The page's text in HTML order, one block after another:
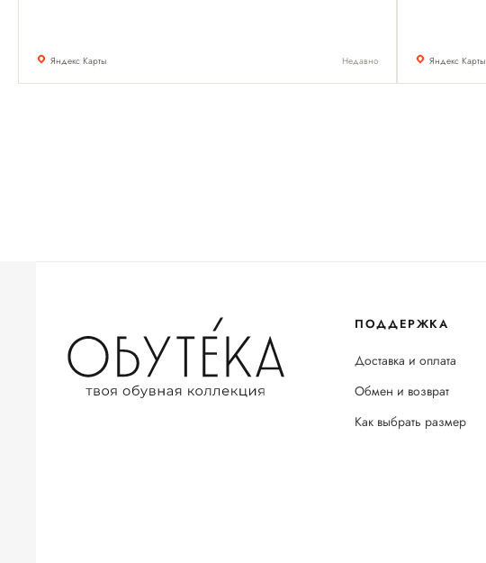
Яндекс Карты Недавно Яндекс Карты
ПОДДЕРЖКА
Доставка и оплата
Обмен и возврат
Как выбрать размер